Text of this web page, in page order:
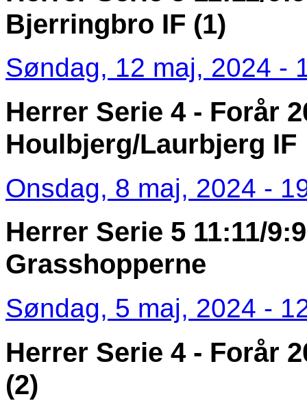
Bjerringbro IF (1)
Søndag, 12 maj, 2024 -
Herrer Serie 4 - Forår
Houlbjerg/Laurbjerg IF
Onsdag, 8 maj, 2024 -
Herrer Serie 5 11:11/
Grasshopperne
Søndag, 5 maj, 2024 -
Herrer Serie 4 - Forår
(2)